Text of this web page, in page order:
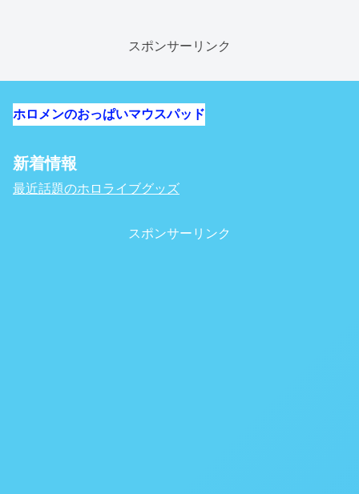
スポンサーリンク
ホロメンのおっぱいマウスパッド
新着情報
最近話題のホロライブグッズ
スポンサーリンク